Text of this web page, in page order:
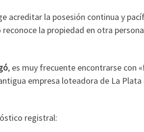
acreditar la posesión continua y
la propiedad en otra
, es muy frecuente encontrarse con
empresa loteadora de La
registral: